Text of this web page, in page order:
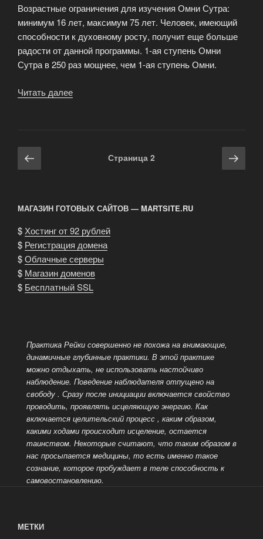
Возрастные ограничения для изучения Омни Сутра:
минимум 16 лет, максимум 75 лет. Человек, имеющий
способности к духовному росту, получит еще больше
радости от данной программы. 1-ая ступень Омни
Сутра в 250 раз мощнее, чем 1-ая ступень Омни.
Читать далее
Навигация
по
Предыдущая
страница
Страница 2
МАГАЗИН ГОТОВЫХ САЙТОВ — MARTSITE.RU
$ Хостинг от 92 рублей
$ Регистрация домена
$Облачные серверы
$ Магазин доменов
$ Бесплатный SSL
Практика Рейки совершенно не похожа на внимающие,
динамичные глубинные практики. В этой практике
можно отдыхать, не использовать настойчиво
наблюдение. Поведение наблюдателя отпущено на
свободу . Сразу после инициации включается свойство
проводить, проявлять исцеляющую энергию. Как
включается целительский процесс , каким образом,
какими ходами происходит исцеление, остается
таинством. Некоторые считают, что таким образом в
нас просыпается медицины, то есть именно такое
сознание, которое пробуждает в теле способность к
самовостановлению.
МЕТКИ